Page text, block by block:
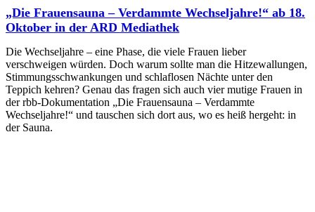
„Die Frauensauna – Verdammte Wechseljahre!“ ab 18.
Oktober in der ARD Mediathek
Die Wechseljahre – eine Phase, die viele Frauen lieber
verschweigen würden. Doch warum sollte man die Hitzewallungen,
Stimmungsschwankungen und schlaflosen Nächte unter den
Teppich kehren? Genau das fragen sich auch vier mutige Frauen in
der rbb-Dokumentation „Die Frauensauna – Verdammte
Wechseljahre!“ und tauschen sich dort aus, wo es heiß hergeht: in
der Sauna.